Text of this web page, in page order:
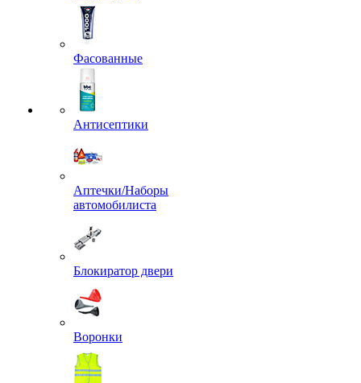
Фасованные
Антисептики
Аптечки/Наборы
автомобилиста
Блокиратор двери
Воронки